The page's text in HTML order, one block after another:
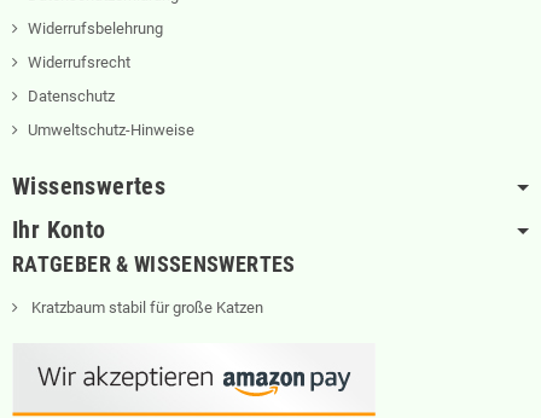
Widerrufsbelehrung
Widerrufsrecht
Datenschutz
Umweltschutz-Hinweise
Wissenswertes
Ihr Konto
RATGEBER & WISSENSWERTES
Kratzbaum stabil für große Katzen